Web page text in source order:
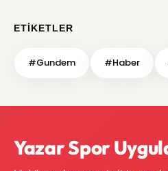
ETIKETLER
#Gundem #Haber
Yazar Spor